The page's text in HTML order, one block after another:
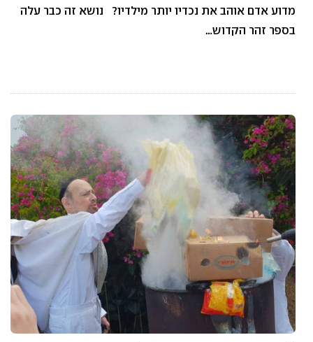
מדוע אדם אוהב את נכדיו יותר מילדיו? נושא זה כבר עלה
בספר זהר הקדוש…